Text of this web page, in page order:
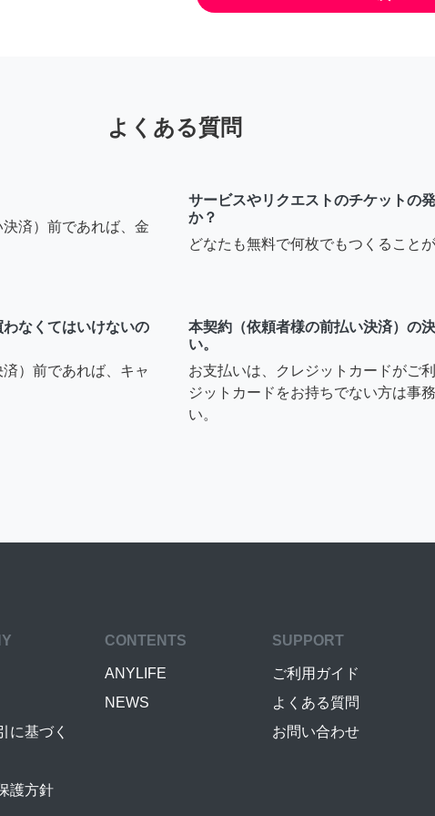
よくある質問
済）前であれば、金
サービスやリクエストのチケットの
か？
どなたも無料で何枚でもつくること
なくてはいけないの
）前であれば、キャ
本契約（依頼者様の前払い決済）の
い。
お支払いは、クレジットカードがご
ジットカードをお持ちでない方は事
い。
に基づく
護方針
CONTENTS
ANYLIFE
NEWS
SUPPORT
ご利用ガイド
よくある質問
お問い合わせ